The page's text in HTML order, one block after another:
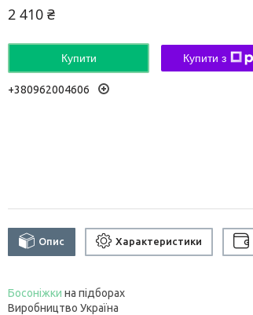
2 410 ₴
Купити Купити з
+380962004606
Опис Характеристики
Босоніжки на підборах
Виробництво Україна